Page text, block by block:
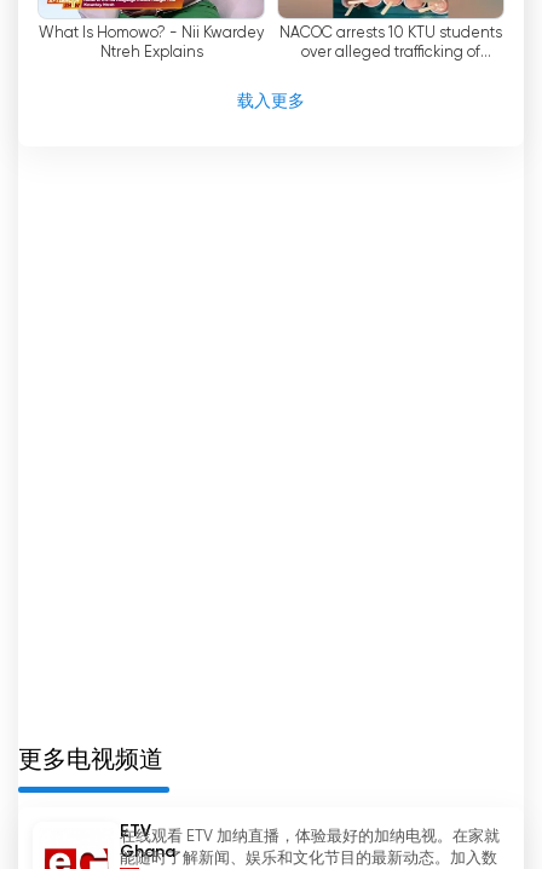
Limited 的领导下，TV3 加纳台继续蓬勃发展，成为
观众值得信赖的新闻和娱乐来源。
总之，TV3 网络有限公司（TV3 加纳）是加纳的一
What Is Homowo? - Nii Kwardey
Ntreh Explains
NACOC arrests 10 KTU students
over alleged trafficking of
载入更多
更多电视频道
ETV
Ghana
在线观看 ETV 加纳直播，体验最好的加纳电视。在家就
能随时了解新闻、娱乐和文化节目的最新动态。加入数